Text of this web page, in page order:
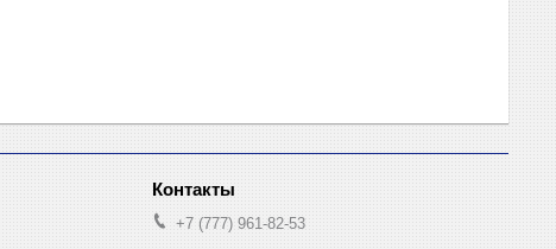
+7 (777) 961-82-53